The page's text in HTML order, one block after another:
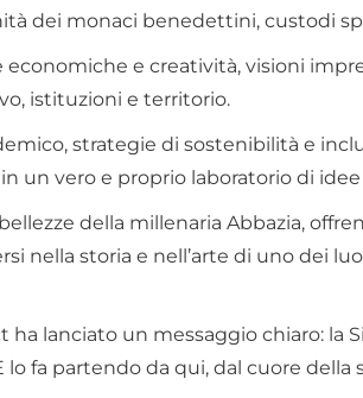
dei monaci benedettini, custodi
e creatività, visioni
istituzioni e territorio.
strategie di sostenibilità e
un vero e proprio laboratorio di
della millenaria Abbazia,
nella storia e nell’arte di uno dei
ha lanciato un messaggio chiaro: la
lo fa partendo da qui, dal cuore